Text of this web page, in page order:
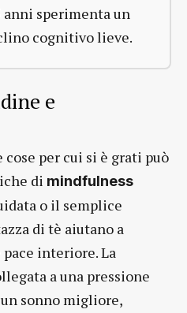
anni sperimenta un
cognitivo lieve.
e
per cui si è grati può
di mindfulness
o il semplice
di tè aiutano a
interiore. La
a una pressione
sonno migliore,